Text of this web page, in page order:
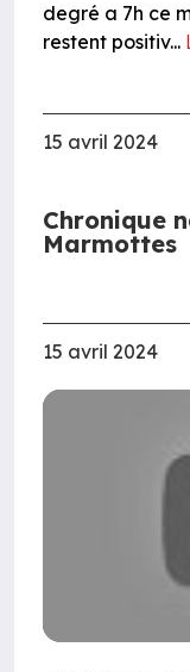
degré a 7h ce
restent positiv...
15 avril 2024
Chronique
Marmottes
15 avril 2024